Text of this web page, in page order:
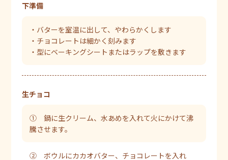
下準備
・バターを室温に出して、やわらかくします
・チョコレートは細かく刻みます
・型にベーキングシートまたはラップを敷きます
生チョコ
① 鍋に生クリーム、水あめを入れて火にかけて沸
騰させます。
② ボウルにカカオバター、チョコレートを入れ